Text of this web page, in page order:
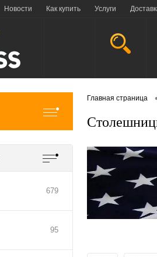
Новости Как купить Услуги
679
95
Главная страница